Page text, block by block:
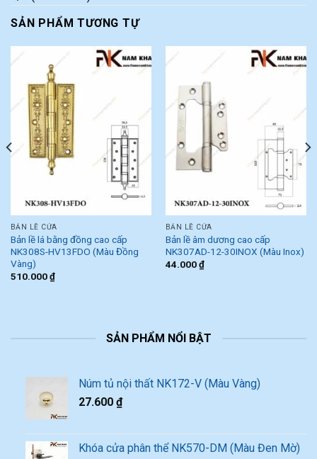
SẢN PHẨM TƯƠNG TỰ
BẢN LỀ CỬA
Bản lề lá bằng đồng cao cấp
NK308S-HV13FDO (Màu Đồng
Vàng)
510.000₫
BẢN LỀ CỬA
Bản lề âm dương cao cấp
NK307AD-12-30INOX (Màu Inox)
44.000₫
SẢN PHẨM NỔI BẬT
Núm tủ nội thất NK172-V (Màu Vàng)
27.600 ₫
Khóa cửa phân thể NK570-DM (Màu Đen Mờ)